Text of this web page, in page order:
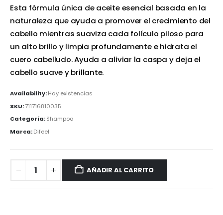
Esta fórmula única de aceite esencial basada en la
naturaleza que ayuda a promover el crecimiento del
cabello mientras suaviza cada folículo piloso para
un alto brillo y limpia profundamente e hidrata el
cuero cabelludo. Ayuda a aliviar la caspa y deja el
cabello suave y brillante.
Availability:Hay existencias
SKU:711716810035
Categoría:Shampoo
Marca:Difeel
AÑADIR AL CARRITO